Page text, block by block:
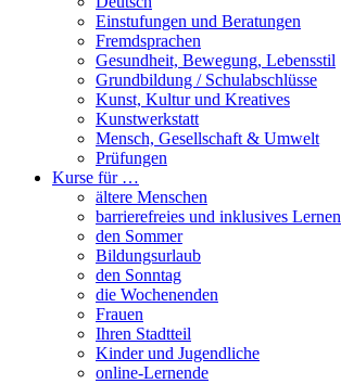
Einstufungen und Beratungen
Fremdsprachen
Gesundheit, Bewegung, Lebensstil
Grundbildung / Schulabschlüsse
Kunst, Kultur und Kreatives
Kunstwerkstatt
Mensch, Gesellschaft & Umwelt
Prüfungen
Kurse für …
ältere Menschen
barrierefreies und inklusives Lernen
den Sommer
Bildungsurlaub
den Sonntag
die Wochenenden
Frauen
Ihren Stadtteil
Kinder und Jugendliche
online-Lernende